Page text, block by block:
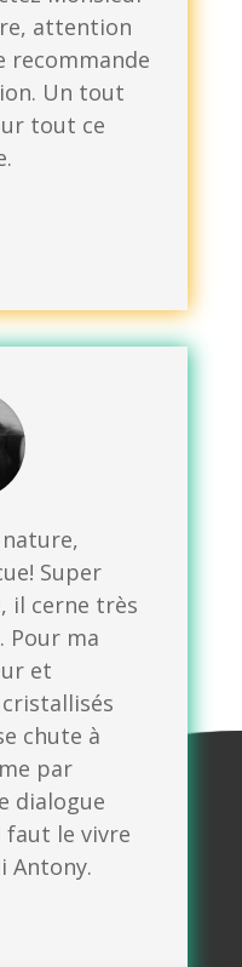
attention
recommande
Un tout
tout ce
Super
il cerne très
Pour ma
et
chute à
par
dialogue
faut le vivre
Antony.